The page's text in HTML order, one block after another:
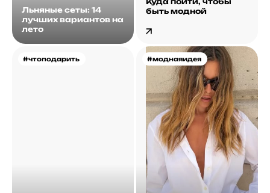
Льняные сеты: 14
лучших вариантов на
лето
быть модной
#чтоподарить #моднаяидея